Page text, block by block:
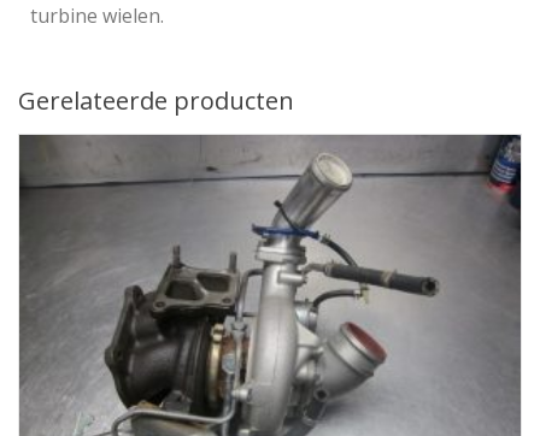
turbine wielen.
Gerelateerde producten